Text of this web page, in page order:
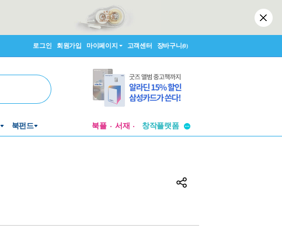
로그인 회원가입 마이페이지 고객센터 장바구니(0)
북펀드 북플 서재
투비컨티뉴드